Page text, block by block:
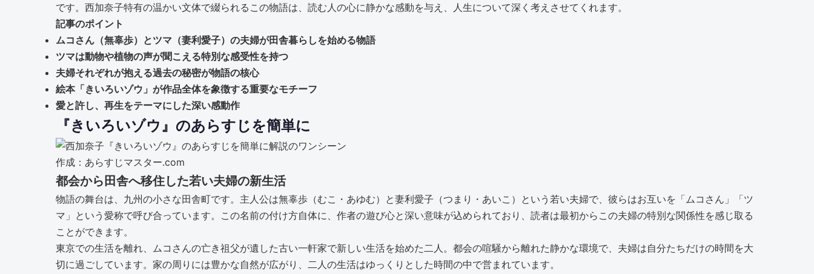
です。西加奈子特有の温かい文体で綴られるこの物語は、読む人の心に静かな感動を与え、人生について深く考えさせてくれます。
記事のポイント
ムコさん（無辜歩）とツマ（妻利愛子）の夫婦が田舎暮らしを始める物語
ツマは動物や植物の声が聞こえる特別な感受性を持つ
夫婦それぞれが抱える過去の秘密が物語の核心
絵本「きいろいゾウ」が作品全体を象徴する重要なモチーフ
愛と許し、再生をテーマにした深い感動作
『きいろいゾウ』のあらすじを簡単に
作成：あらすじマスター.com
都会から田舎へ移住した若い夫婦の新生活
物語の舞台は、九州の小さな田舎町です。主人公は無辜歩（むこ・あゆむ）と妻利愛子（つまり・あいこ）という若い夫婦で、彼らはお互いを「ムコさん」「ツ
マ」という愛称で呼び合っています。この名前の付け方自体に、作者の遊び心と深い意味が込められており、読者は最初からこの夫婦の特別な関係性を感じ取る
ことができます。
東京での生活を離れ、ムコさんの亡き祖父が遺した古い一軒家で新しい生活を始めた二人。都会の喧騒から離れた静かな環境で、夫婦は自分たちだけの時間を大
切に過ごしています。家の周りには豊かな自然が広がり、二人の生活はゆっくりとした時間の中で営まれています。